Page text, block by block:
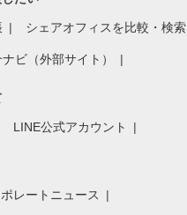
シェアオフィスを比較・検索
ビ（外部サイト）
LINE公式アカウント
レートニュース